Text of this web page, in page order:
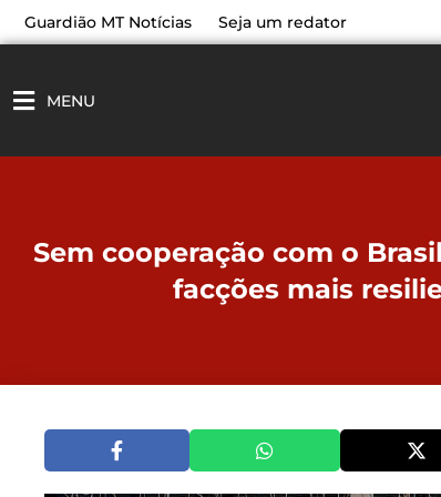
paraGuardião MT Notícias Seja um redator
MENU
Sem cooperação com o
facções mais